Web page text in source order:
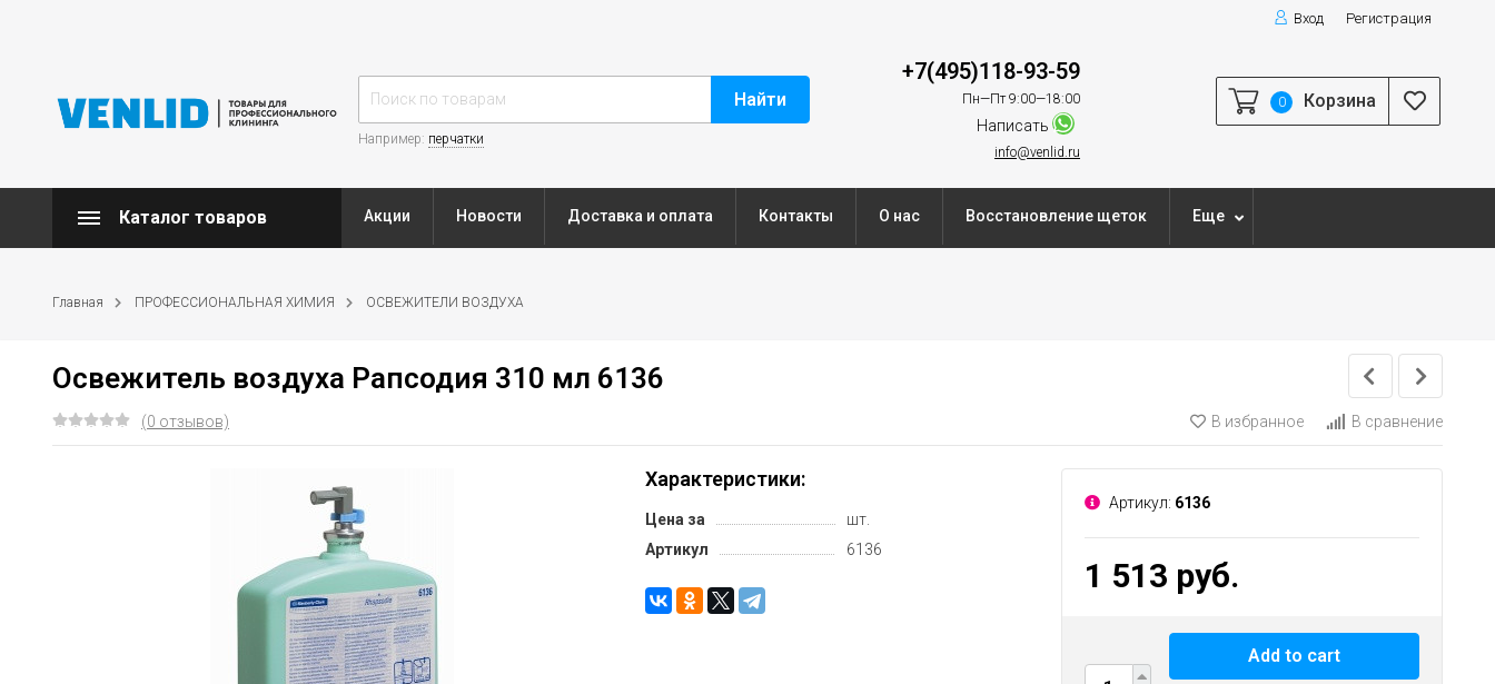
Вход Регистрация
Найти
Например: перчатки
+7(495)118-93-59
Пн—Пт 9:00—18:00
Написать
info@venlid.ru
0 Корзина
Каталог товаров Акции Новости Доставка и оплата Контакты О нас Восстановление щеток Еще
Главная ПРОФЕССИОНАЛЬНАЯ ХИМИЯ ОСВЕЖИТЕЛИ ВОЗДУХА
Освежитель воздуха Рапсодия 310 мл 6136
(0 отзывов) В избранное В сравнение
Характеристики:
Цена за
шт.
Артикул
6136
Артикул: 6136
1 513 руб.
Add to cart